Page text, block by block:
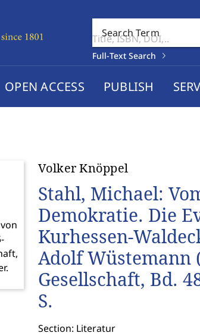
Search Term
Full-Text Search
OPEN ACCESS PUBLISH
Volker Knöppel
Stahl, Michael:
Demokratie. Die
Kurhessen-
Adolf Wüstemann
Gesellschaft, Bd.
S.
Section: Literatur